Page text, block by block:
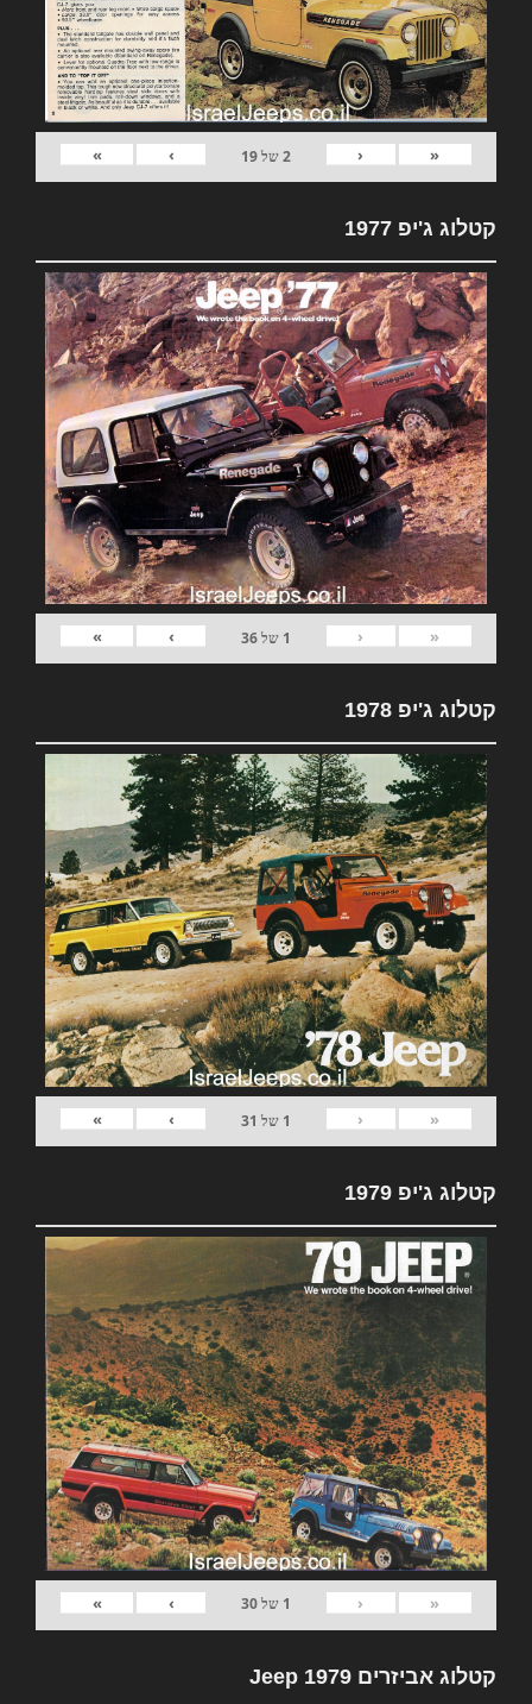
«
‹
2של19
›
»
קטלוג ג'יפ 1977
«
‹
1 של36
›
»
קטלוג ג'יפ 1978
«
‹
1 של 31
›
»
קטלוג ג'יפ 1979
«
‹
1 של30
›
»
קטלוג אביזרים 1979 Jeep